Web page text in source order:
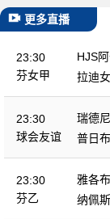
更多直播
23:30
芬女甲
HJS
足
拉迪
23:30
球会友谊
瑞德
普日
23:30
芬乙
雅各
纳佩斯